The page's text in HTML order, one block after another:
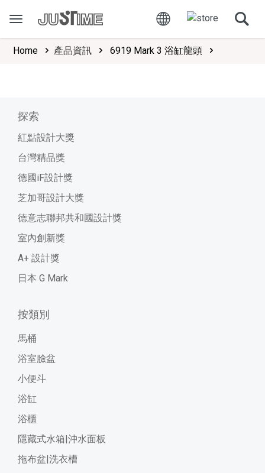
Home 產品資訊 6919 Mark 3 浴缸龍頭
探索
紅點設計大獎
台灣精品獎
德國iF設計獎
芝加哥設計大獎
德意志聯邦共和國設計獎
室內創新獎
A+ 設計獎
日本 G Mark
按類別
馬桶
浴室臉盆
小便斗
浴缸
浴櫃
隱藏式水箱|沖水面板
拖布盆|洗衣槽